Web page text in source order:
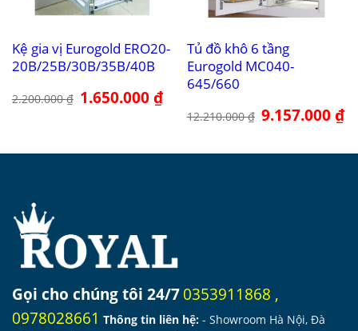
Kệ gia vị Eurogold ERO20-
20B/25B/30B/35B/40B
2.200.000₫ Giá
gốc
1.650.000₫Giá
hiện
Tủ đồ khô 6 tầng
Eurogold MC040-
645/660
12.210.000₫ Giá
gốc
9.157.000₫
Gọi cho chúng tôi 24/70353911868 ,
0978028661 Thông tin liên hệ: - Showroom Hà Nội, Đà